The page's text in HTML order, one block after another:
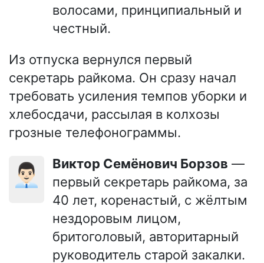
волосами, принципиальный и
честный.
Из отпуска вернулся первый
секретарь райкома. Он сразу начал
требовать усиления темпов уборки и
хлебосдачи, рассылая в колхозы
грозные телефонограммы.
👨🏻‍💼 Виктор Семёнович Борзов —
первый секретарь райкома, за
40 лет, коренастый, с жёлтым
нездоровым лицом,
бритоголовый, авторитарный
руководитель старой закалки.